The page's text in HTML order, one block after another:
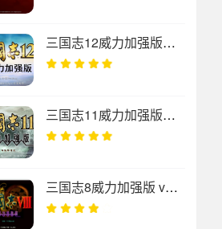
三国志12威力加强版中文破解版 v6.0绿色版
三国志11威力加强版中文破解版 v1.1.0.0绿色版
三国志8威力加强版 v1.0.0.1免安装绿色版